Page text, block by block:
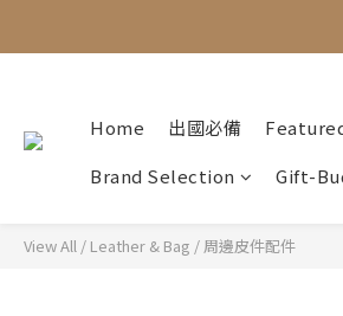
Home 出國必備
Brand Selection
Gift-
View All / Leather & Bag / 周邊皮件配件